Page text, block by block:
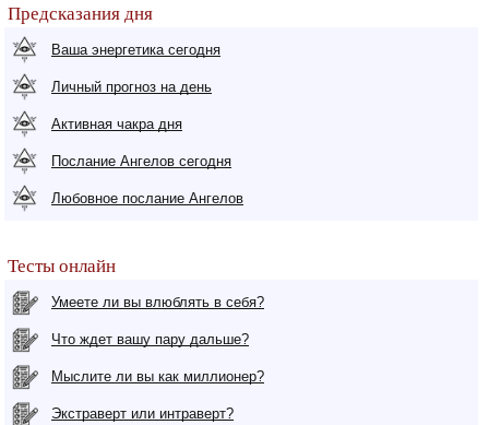
Предсказания дня
Ваша энергетика сегодня
Личный прогноз на день
Активная чакра дня
Послание Ангелов сегодня
Любовное послание Ангелов
Тесты онлайн
Умеете ли вы влюблять в себя?
Что ждет вашу пару дальше?
Мыслите ли вы как миллионер?
Экстраверт или интраверт?